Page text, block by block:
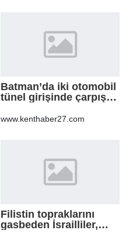
Batman’da iki otomobil
tünel girişinde çarpıştı:
www.kenthaber27.com
Filistin topraklarını
gasbeden İsrailliler,